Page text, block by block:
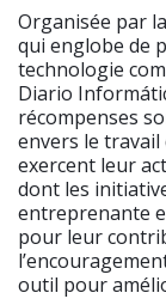
Organisée par
qui englobe de
technologie
Diario
récompenses
envers le
exercent leur
dont les
entreprenante
pour leur
outil pour